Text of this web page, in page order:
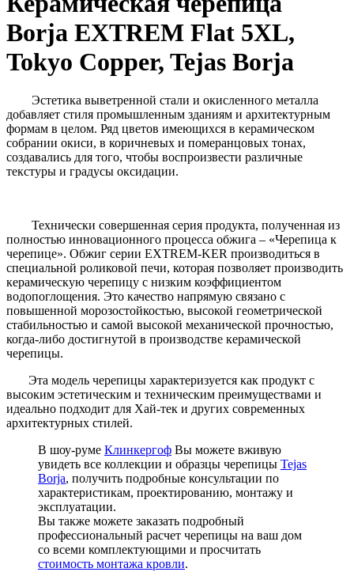
Borja EXTREM Flat 5XL,
Tokyo Copper, Tejas Borja
Эстетика выветренной стали и окисленного металла
добавляет стиля промышленным зданиям и архитектурным
формам в целом. Ряд цветов имеющихся в керамическом
собрании окиси, в коричневых и померанцовых тонах,
создавались для того, чтобы воспроизвести различные
текстуры и градусы оксидации.
Технически совершенная серия продукта, полученная из
полностью инновационного процесса обжига – «Черепица к
черепице». Обжиг серии EXTREM-KER производиться в
специальной роликовой печи, которая позволяет производить
керамическую черепицу с низким коэффициентом
водопоглощения. Это качество напрямую связано с
повышенной морозостойкостью, высокой геометрической
стабильностью и самой высокой механической прочностью,
когда-либо достигнутой в производстве керамической
черепицы.
Эта модель черепицы характеризуется как продукт с
высоким эстетическим и техническим преимуществами и
идеально подходит для Хай-тек и других современных
архитектурных стилей.
В шоу-руме Клинкергоф Вы можете вживую
увидеть все коллекции и образцы черепицы Tejas
Borja, получить подробные консультации по
характеристикам, проектированию, монтажу и
эксплуатации.
Вы также можете заказать подробный
профессиональный расчет черепицы на ваш дом
со всеми комплектующими и просчитать
стоимость монтажа кровли.